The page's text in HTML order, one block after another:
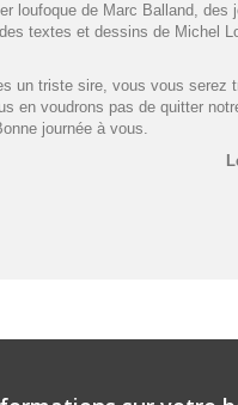
loufoque de Marc Balland, des
textes et dessins de Michel
un triste sire, vous vous serez
en voudrons pas de quitter
journée à vous.